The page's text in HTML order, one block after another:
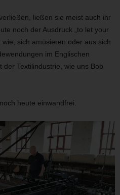
ließen sie meist auch ihr
noch der Ausdruck „to let your
sich amüsieren oder aus sich
im Englischen
Textilindustrie, wie uns Bob
heute einwandfrei.